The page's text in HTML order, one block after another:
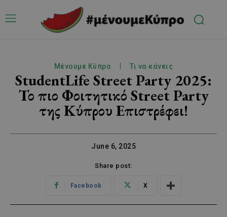
Μένουμε Κύπρο Τι να κάνεις
StudentLife Street Party 2025:
Το πιο Φοιτητικό Street Party
της Κύπρου Επιστρέφει!
June 6, 2025
Share post:
Facebook X